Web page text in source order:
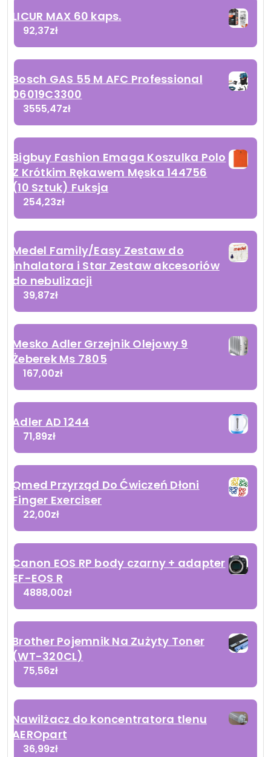
LICUR MAX 60 kaps.
92,37zł
Bosch GAS 55 M AFC Professional
06019C3300
3555,47zł
Bigbuy Fashion Emaga Koszulka Polo
Z Krótkim Rękawem Męska 144756
(10 Sztuk) Fuksja
254,23zł
Medel Family/Easy Zestaw do
inhalatora i Star Zestaw akcesoriów
do nebulizacji
39,87zł
Mesko Adler Grzejnik Olejowy 9
Żeberek Ms 7805
167,00zł
Adler AD 1244
71,89zł
Qmed Przyrząd Do Ćwiczeń Dłoni
Finger Exerciser
22,00zł
Canon EOS RP body czarny + adapter
EF-EOS R
4888,00zł
Brother Pojemnik Na Zużyty Toner
(WT-320CL)
75,56zł
Nawilżacz do koncentratora tlenu
AEROpart
36,99zł